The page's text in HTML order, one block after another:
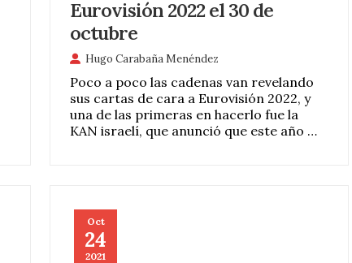
Eurovisión 2022 el 30 de
octubre
Hugo Carabaña Menéndez
Poco a poco las cadenas van revelando
sus cartas de cara a Eurovisión 2022, y
una de las primeras en hacerlo fue la
KAN israelí, que anunció que este año …
Oct
24
2021